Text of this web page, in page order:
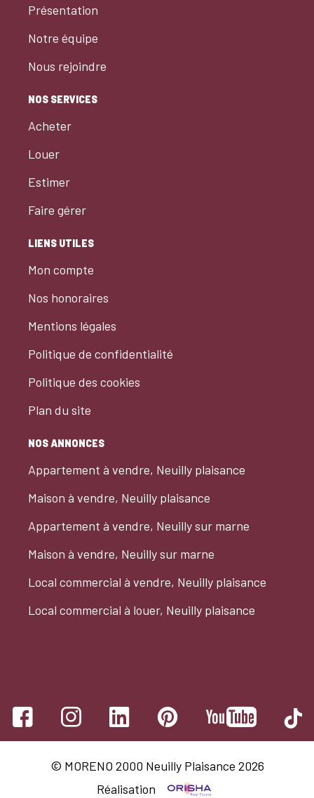
Présentation
Notre équipe
Nous rejoindre
NOS SERVICES
Acheter
Louer
Estimer
Faire gérer
LIENS UTILES
Mon compte
Nos honoraires
Mentions légales
Politique de confidentialité
Politique des cookies
Plan du site
NOS ANNONCES
Appartement à vendre, Neuilly plaisance
Maison à vendre, Neuilly plaisance
Appartement à vendre, Neuilly sur marne
Maison à vendre, Neuilly sur marne
Local commercial à vendre, Neuilly plaisance
Local commercial à louer, Neuilly plaisance
© MORENO 2000 Neuilly Plaisance 2026
Réalisation